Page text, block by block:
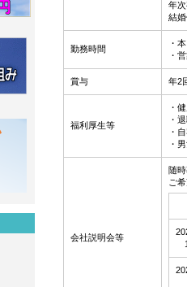
年
結
勤務時間
・
・
賞与 年2
福利厚生等
・
・
・
・
会社説明会等
随
ご